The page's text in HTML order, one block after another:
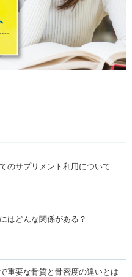
のサプリメント利用について
はどんな関係がある？
重要な骨質と骨密度の違いとは